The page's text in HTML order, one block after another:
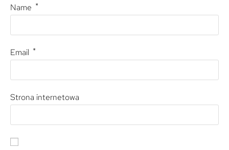
Name *
Email *
Strona internetowa